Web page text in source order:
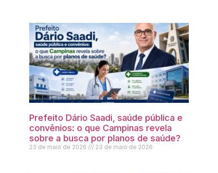
Prefeito Dário Saadi, saúde pública e
convênios: o que Campinas revela
sobre a busca por planos de saúde?
23 de maio de 2026 23 de maio de 2026